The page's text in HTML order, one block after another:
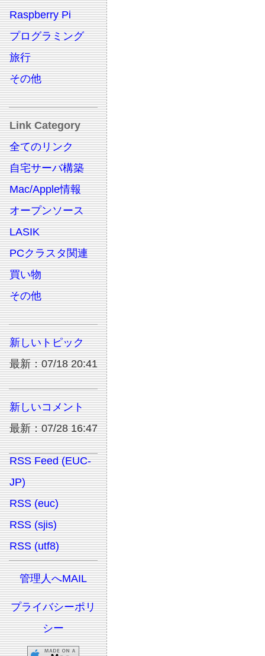
Raspberry Pi
プログラミング
旅行
その他
Link Category
全てのリンク
自宅サーバ構築
Mac/Apple情報
オープンソース
LASIK
PCクラスタ関連
買い物
その他
新しいトピック
最新：07/18 20:41
新しいコメント
最新：07/28 16:47
RSS Feed (EUC-
JP)
RSS (euc)
RSS (sjis)
RSS (utf8)
管理人へMAIL
プライバシーポリ
シー